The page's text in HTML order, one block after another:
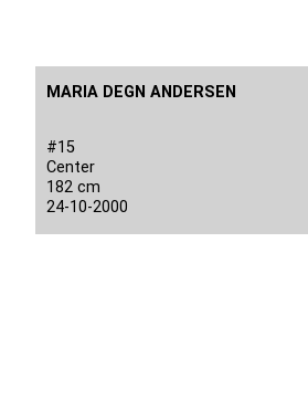
MARIA DEGN ANDERSEN
#15
Center
182 cm
24-10-2000